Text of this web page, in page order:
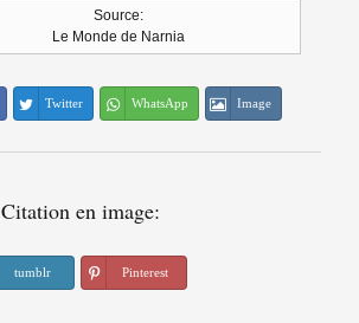
Source:
Le Monde de Narnia
Twitter WhatsApp Image
Citation en image:
tumblr Pinterest